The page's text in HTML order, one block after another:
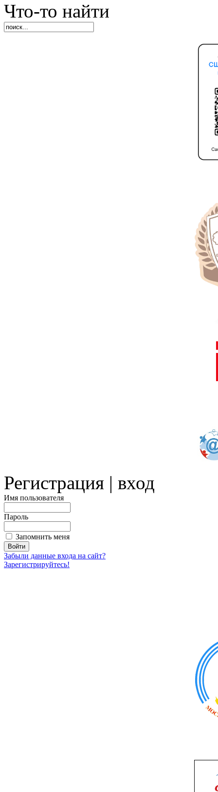
Что-то найти
Регистрация | вход
Имя пользователя
Пароль
Запомнить меня
Забыли данные входа на сайт?
Зарегистрируйтесь!